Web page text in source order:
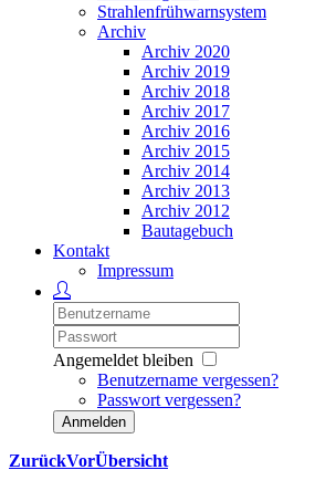
Strahlenfrühwarnsystem
Archiv
Archiv 2020
Archiv 2019
Archiv 2018
Archiv 2017
Archiv 2016
Archiv 2015
Archiv 2014
Archiv 2013
Archiv 2012
Bautagebuch
Kontakt
Impressum
Angemeldet bleiben
Benutzername vergessen?
Passwort vergessen?
Anmelden
ZurückVorÜbersicht